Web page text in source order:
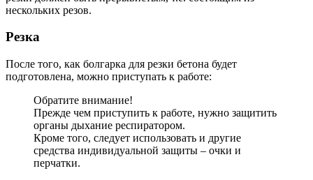
нескольких резов.
Резка
После того, как болгарка для резки бетона будет
подготовлена, можно приступать к работе:
Обратите внимание!
Прежде чем приступить к работе, нужно защитить
органы дыхание респиратором.
Кроме того, следует использовать и другие
средства индивидуальной защиты – очки и
перчатки.